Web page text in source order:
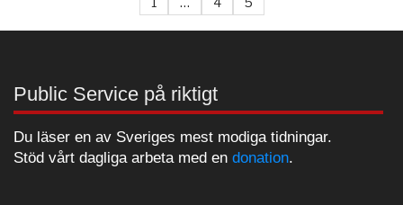
Public Service på riktigt
Du läser en av Sveriges mest modiga tidningar.
Stöd vårt dagliga arbeta med en donation.